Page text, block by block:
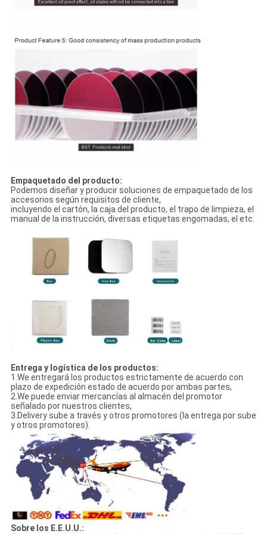
Empaquetado del producto:
Podemos diseñar y producir soluciones de empaquetado de los
accesorios según requisitos de cliente,
incluyendo el cartón, la caja del producto, el trapo de limpieza, el
manual de la instrucción, diversas etiquetas engomadas, el etc.
Entrega y logística de los productos:
1.We entregará los productos estrictamente de acuerdo con
plazo de expedición estado de acuerdo por ambas partes,
2.We puede enviar mercancías al almacén del promotor
señalado por nuestros clientes,
3.Delivery sube a través y otros promotores (la entrega por sube
y otros promotores).
Sobre los E.E.U.U.: